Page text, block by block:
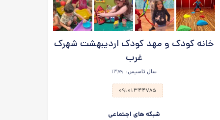
خانه کودک و مهد کودک اردیبهشت شهرک
غرب
سال تاسیس: ۱۳۸۹
۰۹۱۰۱۳۴۴۷۸۵
شبکه های اجتماعی